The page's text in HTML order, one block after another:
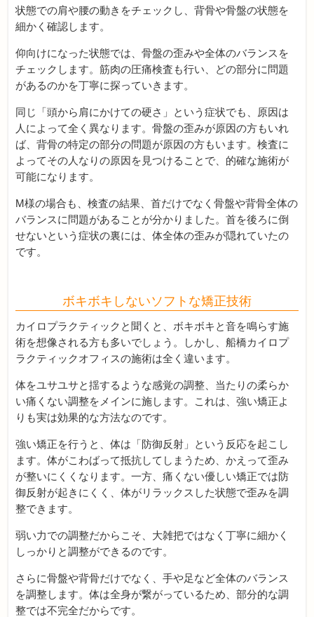
状態での肩や腰の動きをチェックし、背骨や骨盤の状態を
細かく確認します。
仰向けになった状態では、骨盤の歪みや全体のバランスを
チェックします。筋肉の圧痛検査も行い、どの部分に問題
があるのかを丁寧に探っていきます。
同じ「頭から肩にかけての硬さ」という症状でも、原因は
人によって全く異なります。骨盤の歪みが原因の方もいれ
ば、背骨の特定の部分の問題が原因の方もいます。検査に
よってその人なりの原因を見つけることで、的確な施術が
可能になります。
M様の場合も、検査の結果、首だけでなく骨盤や背骨全体の
バランスに問題があることが分かりました。首を後ろに倒
せないという症状の裏には、体全体の歪みが隠れていたの
です。
ボキボキしないソフトな矯正技術
カイロプラクティックと聞くと、ボキボキと音を鳴らす施
術を想像される方も多いでしょう。しかし、船橋カイロプ
ラクティックオフィスの施術は全く違います。
体をユサユサと揺するような感覚の調整、当たりの柔らか
い痛くない調整をメインに施します。これは、強い矯正よ
りも実は効果的な方法なのです。
強い矯正を行うと、体は「防御反射」という反応を起こし
ます。体がこわばって抵抗してしまうため、かえって歪み
が整いにくくなります。一方、痛くない優しい矯正では防
御反射が起きにくく、体がリラックスした状態で歪みを調
整できます。
弱い力での調整だからこそ、大雑把ではなく丁寧に細かく
しっかりと調整ができるのです。
さらに骨盤や背骨だけでなく、手や足など全体のバランス
を調整します。体は全身が繋がっているため、部分的な調
整では不完全だからです。